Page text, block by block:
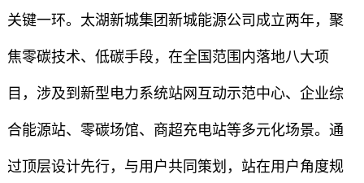
关键一环。太湖新城集团新城能源公司成立两年，聚
焦零碳技术、低碳手段，在全国范围内落地八大项
目，涉及到新型电力系统站网互动示范中心、企业综
合能源站、零碳场馆、商超充电站等多元化场景。通
过顶层设计先行，与用户共同策划，站在用户角度规